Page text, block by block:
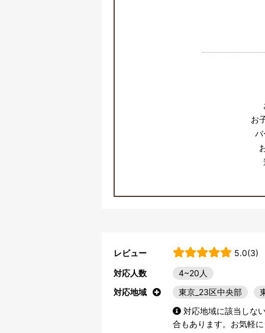
お
バ
レビュー
5.0(3)
対応人数
4~20人
対応地域
東京_23区中央部
対応地域に該当しな
合もあります。お気軽